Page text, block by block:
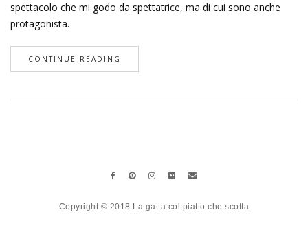
spettacolo che mi godo da spettatrice, ma di cui sono anche
protagonista.
CONTINUE READING
Copyright © 2018 La gatta col piatto che scotta